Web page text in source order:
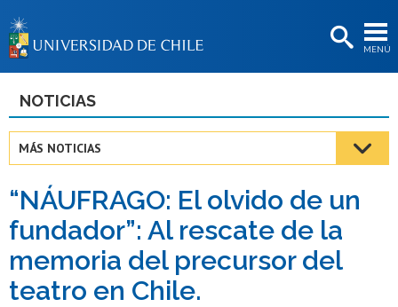
MENÚ
BIBLIOTECAS
Estudiantes
Académicas/os
Funcionarias/os
Egresadas/os
NOTICIAS
MÁS NOTICIAS
“NÁUFRAGO: El olvido de un
fundador”: Al rescate de la
memoria del precursor del
teatro en Chile.